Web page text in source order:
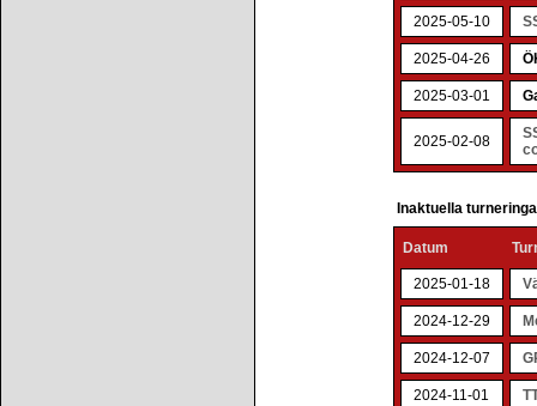
2025-05-10
2025-04-26
2025-03-01
2025-02-08
Inaktuella
Datum
2025-01-18
2024-12-29
2024-12-07
2024-11-01